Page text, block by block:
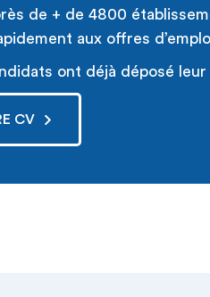
de + de 4800
aux offres
ont déjà déposé
CV